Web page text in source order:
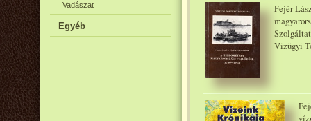
Vadászat
Egyéb
Fejér
Vizügyi